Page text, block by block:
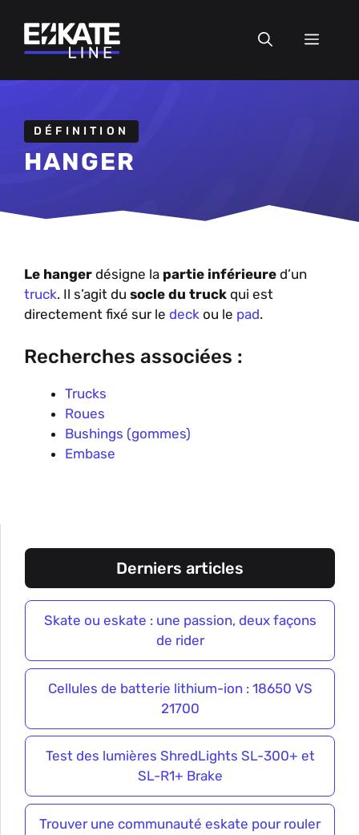
contenu
DÉFINITION
HANGER
Le hanger désigne la partie inférieure d’un
truck. Il s’agit du socle du truck qui est
directement fixé sur le deck ou le pad.
Recherches associées :
Trucks
Roues
Bushings (gommes)
Embase
Derniers articles
Skate ou eskate : une passion, deux façons
de rider
Cellules de batterie lithium-ion : 18650 VS
21700
Test des lumières ShredLights SL-300+ et
SL-R1+ Brake
Trouver une communauté eskate pour rouler